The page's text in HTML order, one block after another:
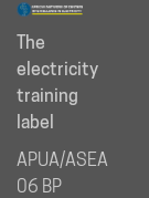
The
electricity
training
label
APUA/ASEA
06 BP